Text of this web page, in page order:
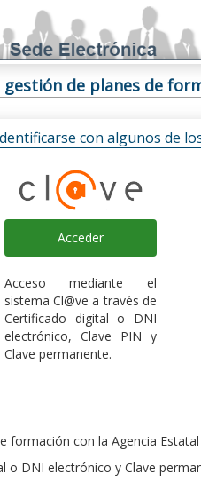
gestión de planes de
con algunos de
Acceder
Acceso mediante el
sistema Cl@ve a través de
Certificado digital o DNI
electrónico, Clave PIN y
Clave permanente.
con la Agencia
o DNI electrónico y Clave